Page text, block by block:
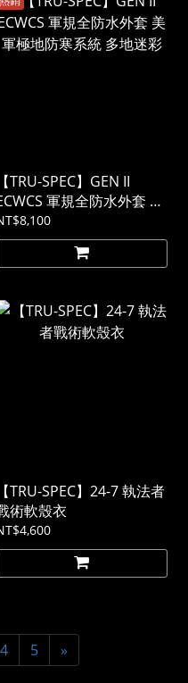
【TRU-SPEC】GEN II
軍規全防水外套 美
極地防寒系統 多地迷彩
【TRU-SPEC】24-7 執法者
術軟殼衣
4 5 »